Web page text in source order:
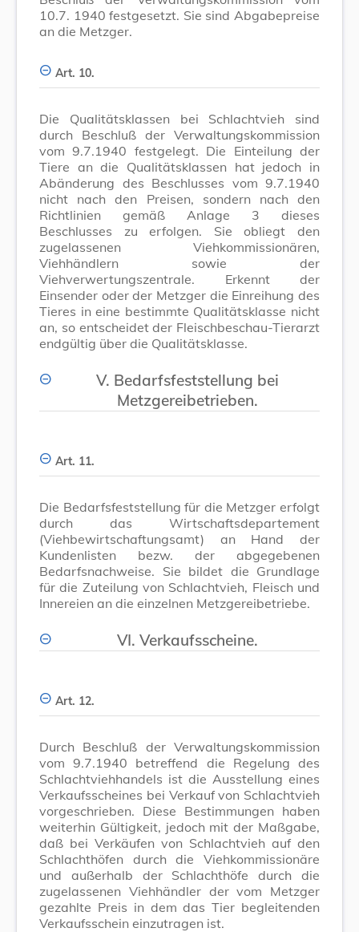
10.7. 1940 festgesetzt. Sie sind Abgabepreise
an die Metzger.
Art. 10.
Die Qualitätsklassen bei Schlachtvieh sind
durch Beschluß der Verwaltungskommission
vom 9.7.1940 festgelegt. Die Einteilung der
Tiere an die Qualitätsklassen hat jedoch in
Abänderung des Beschlusses vom 9.7.1940
nicht nach den Preisen, sondern nach den
Richtlinien gemäß Anlage 3 dieses
Beschlusses zu erfolgen. Sie obliegt den
zugelassenen Viehkommissionären,
Viehhändlern sowie der
Viehverwertungszentrale. Erkennt der
Einsender oder der Metzger die Einreihung des
Tieres in eine bestimmte Qualitätsklasse nicht
an, so entscheidet der Fleischbeschau-Tierarzt
endgültig über die Qualitätsklasse.
V. Bedarfsfeststellung bei
Metzgereibetrieben.
Art. 11.
Die Bedarfsfeststellung für die Metzger erfolgt
durch das Wirtschaftsdepartement
(Viehbewirtschaftungsamt) an Hand der
Kundenlisten bezw. der abgegebenen
Bedarfsnachweise. Sie bildet die Grundlage
für die Zuteilung von Schlachtvieh, Fleisch und
Innereien an die einzelnen Metzgereibetriebe.
VI. Verkaufsscheine.
Art. 12.
Durch Beschluß der Verwaltungskommission
vom 9.7.1940 betreffend die Regelung des
Schlachtviehhandels ist die Ausstellung eines
Verkaufsscheines bei Verkauf von Schlachtvieh
vorgeschrieben. Diese Bestimmungen haben
weiterhin Gültigkeit, jedoch mit der Maßgabe,
daß bei Verkäufen von Schlachtvieh auf den
Schlachthöfen durch die Viehkommissionäre
und außerhalb der Schlachthöfe durch die
zugelassenen Viehhändler der vom Metzger
gezahlte Preis in dem das Tier begleitenden
Verkaufsschein einzutragen ist.